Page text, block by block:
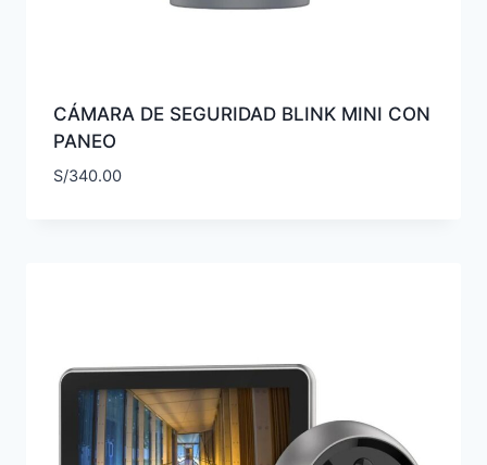
CÁMARA DE SEGURIDAD BLINK MINI CON
PANEO
S/340.00